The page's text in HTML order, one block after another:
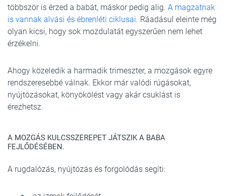
többször is érzed a babát, máskor pedig alig. A magzatnak
is vannak alvási és ébrenléti ciklusai. Ráadásul eleinte még
olyan kicsi, hogy sok mozdulatát egyszerűen nem lehet
érzékelni.
Ahogy közeledik a harmadik trimeszter, a mozgások egyre
rendszeresebbé válnak. Ekkor már valódi rúgásokat,
nyújtózásokat, könyökölést vagy akár csuklást is
érezhetsz.
A MOZGÁS KULCSSZEREPET JÁTSZIK A BABA
FEJLŐDÉSÉBEN.
A rugdalózás, nyújtózás és forgolódás segíti: